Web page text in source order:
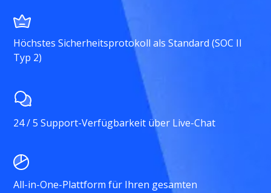
Höchstes Sicherheitsprotokoll als Standard (SOC II
Typ 2)
24 / 5 Support-Verfügbarkeit über Live-Chat
All-in-One-Plattform für Ihren gesamten